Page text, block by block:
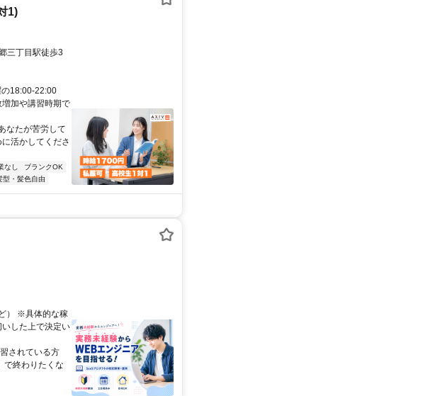
1)
三丁目駅徒歩3
18:00-22:00
加や講習時期で
なたが苦労して
活かしてくださ
なし
ブランクOK
型・髪色自由
） ※具体的な稼
した上で決定い
されている方
で終わりたくな